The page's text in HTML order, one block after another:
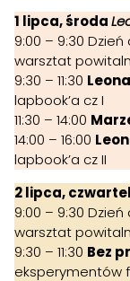
1 lipca, środa
9:00 – 9:30
warsztat
9:30 – 11:30
lapbook’a cz I
11:30 – 14:00
14:00 – 16:00
lapbook’a cz II
2 lipca,
9:00 – 9:30
warsztat
9:30 – 11:30 Bez
eksperymentów